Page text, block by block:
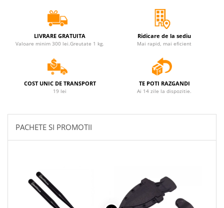
LIVRARE GRATUITA
Valoare minim 300 lei.Greutate 1 kg.
Ridicare de la sediu
Mai rapid, mai eficient
COST UNIC DE TRANSPORT
19 lei
TE POTI RAZGANDI
Ai 14 zile la dispozitie.
PACHETE SI PROMOTII